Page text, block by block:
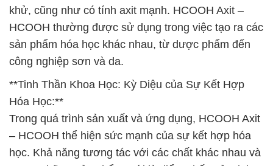
khử, cũng như có tính axit mạnh. HCOOH Axit –
HCOOH thường được sử dụng trong việc tạo ra các
sản phẩm hóa học khác nhau, từ dược phẩm đến
công nghiệp sơn và da.
**Tinh Thần Khoa Học: Kỳ Diệu của Sự Kết Hợp
Hóa Học:**
Trong quá trình sản xuất và ứng dụng, HCOOH Axit
– HCOOH thể hiện sức mạnh của sự kết hợp hóa
học. Khả năng tương tác với các chất khác nhau và